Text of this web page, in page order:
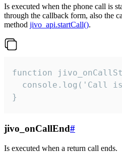
Is executed when the phone call is
through the callback form, also the
method jivo_api.startCall().
function
console.log('Call
}
jivo_onCallEnd#
Is executed when a return call ends.